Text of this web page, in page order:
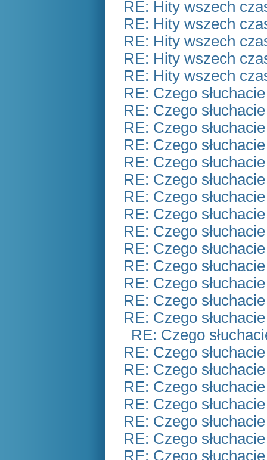
RE: Hity wszech
RE: Hity wszech
RE: Hity wszech
RE: Hity wszech
RE: Hity wszech
RE: Czego
RE: Czego
RE: Czego
RE: Czego
RE: Czego
RE: Czego
RE: Czego
RE: Czego
RE: Czego
RE: Czego
RE: Czego
RE: Czego
RE: Czego
RE: Czego
RE: Czego
RE: Czego
RE: Czego
RE: Czego
RE: Czego
RE: Czego
RE: Czego
RE: Czego